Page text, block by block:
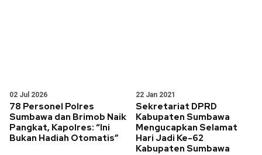
02 Jul 2026
78 Personel Polres
Sumbawa dan Brimob Naik
Pangkat, Kapolres: “Ini
Bukan Hadiah Otomatis”
22 Jan 2021
Sekretariat DPRD
Kabupaten Sumbawa
Mengucapkan Selamat
Hari Jadi Ke-62
Kabupaten Sumbawa